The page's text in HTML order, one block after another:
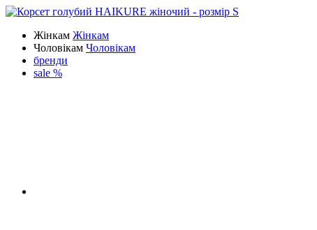
Жінкам Жінкам
Чоловікам Чоловікам
бренди
sale %